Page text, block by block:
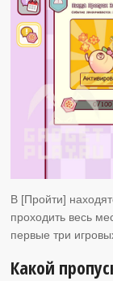
В [Пройти]
проходить весь
первые три
Какой